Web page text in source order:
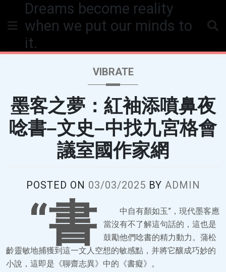
content
Dreams become reality
when we put our minds to
it.
VIBRATE
墨客之夢：紅袖添噴鼻夜
唸書–文史–中找九宮格會
議室國作家網
POSTED ON 03/03/2025 BY ADMIN
“書
中自有顏如玉”，現代墨客應
當沒有不了解這句話的，這也是
鼓勵他們唸書的精力動力。蒲松
齡靈敏地捕獲到這一文人空想的敏感點，并將它釀成巧妙的
小說，這即是《聊齋志異》中的《書癡》。